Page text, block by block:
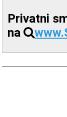
Privatni
na